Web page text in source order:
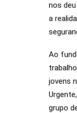
nos
a
Ao
jovens
grupo